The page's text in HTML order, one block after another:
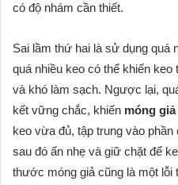
có độ nhám cần thiết.
Sai lầm thứ hai là sử dụng quá
quá nhiều keo có thể khiến
và khó làm sạch. Ngược lại,
kết vững chắc, khiến móng giả
keo vừa đủ, tập trung vào
sau đó ấn nhẹ và giữ chặt để
thước móng giả cũng là một lỗi